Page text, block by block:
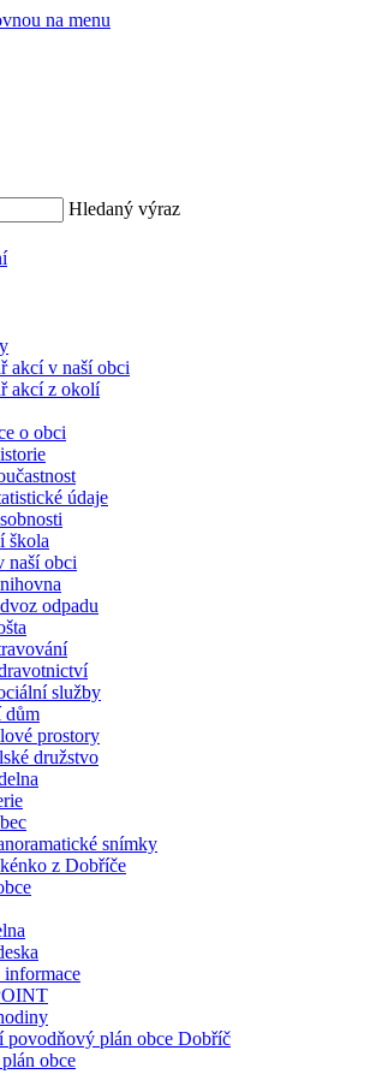
na menu
Hledaný výraz
akcí v naší obci
akcí z okolí
o obci
údaje
škola
naší obci
odpadu
služby
dům
prostory
družstvo
snímky
z Dobříče
informace
povodňový plán obce Dobříč
obce